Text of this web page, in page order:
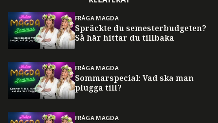
FRÅGA MAGDA
Spräckte du semesterbudgeten?
Så här hittar du tillbaka
FRÅGA MAGDA
Sommarspecial: Vad ska man
plugga till?
FRÅGA MAGDA